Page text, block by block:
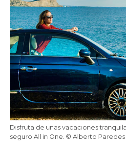
Disfruta de unas vacaciones
seguro All in One. © Alberto Paredes